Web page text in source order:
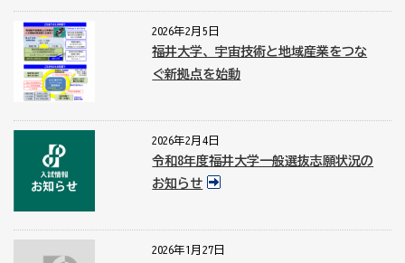
2026年2月5日
福井大学、宇宙技術と地域産業をつな
ぐ新拠点を始動
2026年2月4日
令和8年度福井大学一般選抜志願状況の
お知らせ
2026年1月27日